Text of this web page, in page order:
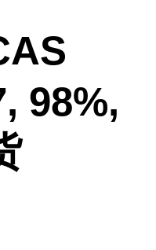
98%,